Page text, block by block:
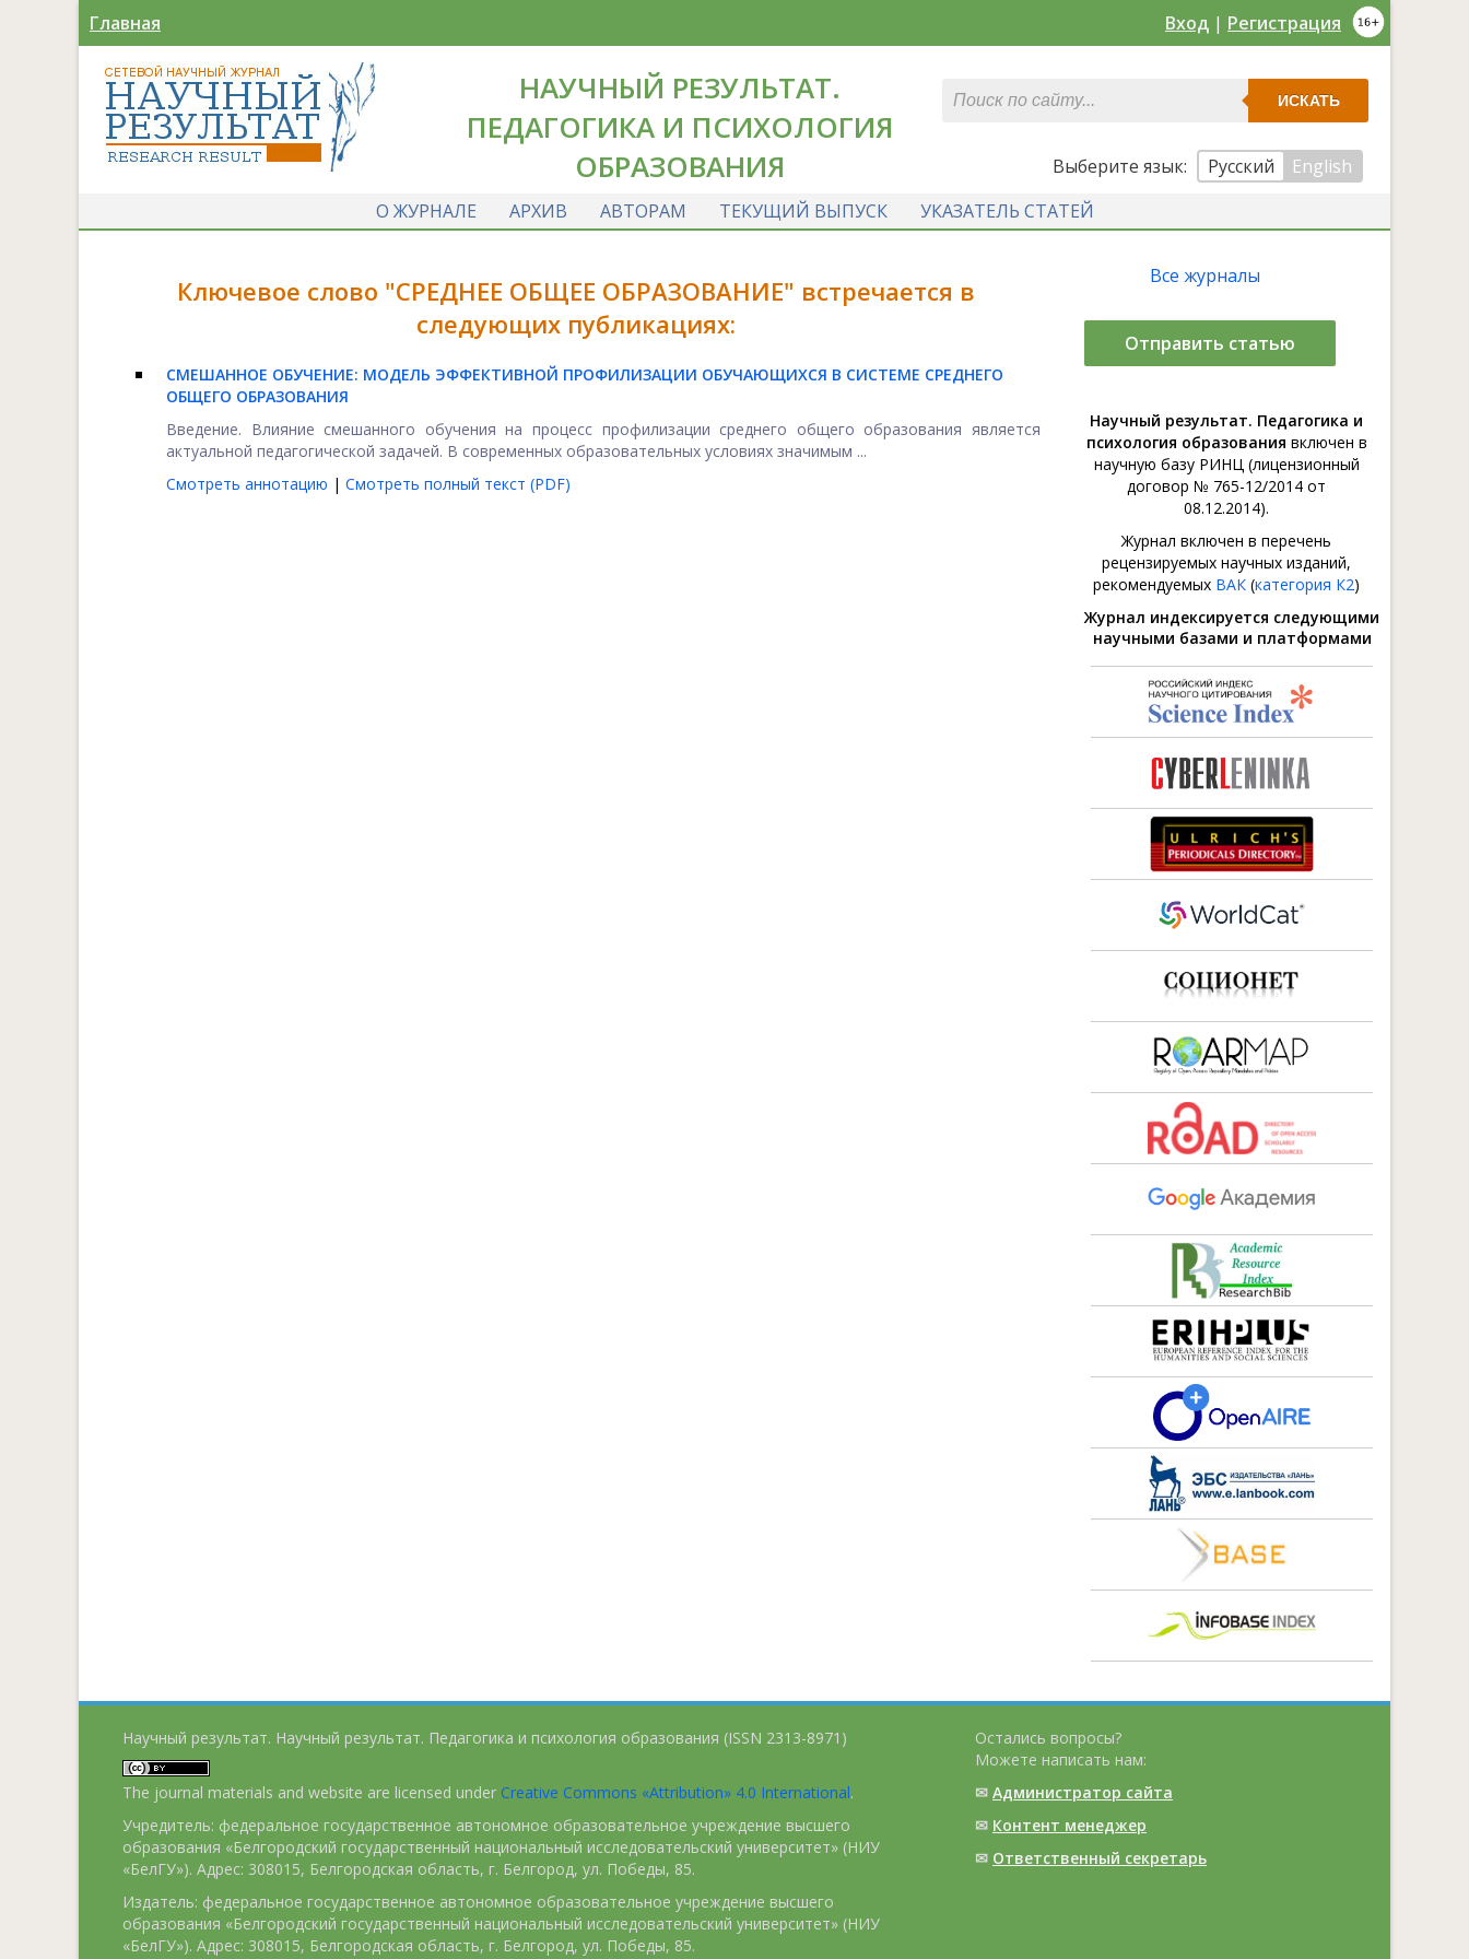
Главная Вход | Регистрация
НАУЧНЫЙ РЕЗУЛЬТАТ.
ПЕДАГОГИКА И ПСИХОЛОГИЯ
ОБРАЗОВАНИЯ
ИСКАТЬ
Выберите язык: Русский
English
О ЖУРНАЛЕ
АРХИВ АВТОРАМ ТЕКУЩИЙ ВЫПУСК УКАЗАТЕЛЬ СТАТЕЙ
Ключевое слово "СРЕДНЕЕ ОБЩЕЕ ОБРАЗОВАНИЕ" встречается в
следующих публикациях:
СМЕШАННОЕ ОБУЧЕНИЕ: МОДЕЛЬ ЭФФЕКТИВНОЙ ПРОФИЛИЗАЦИИ ОБУЧАЮЩИХСЯ В СИСТЕМЕ СРЕДНЕГО
ОБЩЕГО ОБРАЗОВАНИЯ
Введение. Влияние смешанного обучения на процесс профилизации среднего общего образования является
актуальной педагогической задачей. В современных образовательных условиях значимым ...
Смотреть аннотацию | Смотреть полный текст (PDF)
Все журналы
Отправить статью
Научный результат. Педагогика и
психология образования включен в
научную базу РИНЦ (лицензионный
договор № 765-12/2014 от
08.12.2014).
Журнал включен в перечень
рецензируемых научных изданий,
рекомендуемых ВАК (категория К2)
Журнал индексируется следующими
научными базами и платформами
Научный результат. Научный результат. Педагогика и психология образования (ISSN 2313-8971)
The journal materials and website are licensed under Creative Commons «Attribution» 4.0 International.
Учредитель: федеральное государственное автономное образовательное учреждение высшего
образования «Белгородский государственный национальный исследовательский университет» (НИУ
«БелГУ»). Адрес: 308015, Белгородская область, г. Белгород, ул. Победы, 85.
Издатель: федеральное государственное автономное образовательное учреждение высшего
образования «Белгородский государственный национальный исследовательский университет» (НИУ
«БелГУ»). Адрес: 308015, Белгородская область, г. Белгород, ул. Победы, 85.
Остались вопросы?
Можете написать нам:
✉ Администратор сайта
✉ Контент менеджер
✉ Ответственный cекретарь